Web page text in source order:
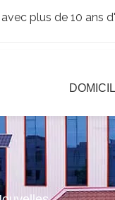
plus de 10 ans